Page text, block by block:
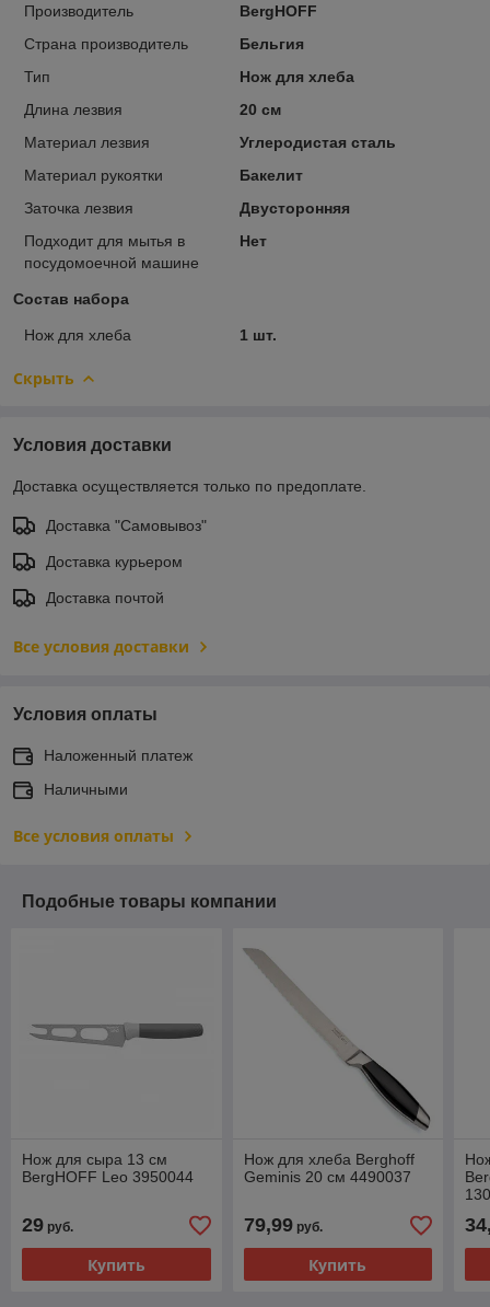
Производитель
BergHOFF
Страна производитель
Бельгия
Тип
Нож для хлеба
Длина лезвия
20 см
Материал лезвия
Углеродистая сталь
Материал рукоятки
Бакелит
Заточка лезвия
Двусторонняя
Подходит для мытья в
посудомоечной машине
Нет
Состав набора
Нож для хлеба 1 шт.
Скрыть
Условия доставки
Доставка осуществляется только по предоплате.
Доставка "Самовывоз"
Доставка курьером
Доставка почтой
Все условия доставки
Условия оплаты
Наложенный платеж
Наличными
Все условия оплаты
Подобные товары компании
Нож для сыра 13 см
BergHOFF Leo 3950044
29 руб.
Купить
Нож для хлеба Berghoff
Geminis 20 см 4490037
79,99руб.
Купить